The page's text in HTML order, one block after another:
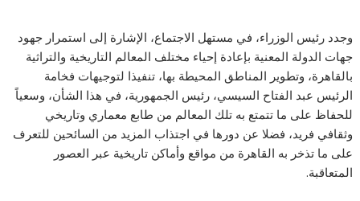
وجدد رئيس الوزراء، في مستهل الاجتماع، الإشارة إلى استمرار جهود
جهات الدولة المعنية بإعادة إحياء مختلف المعالم التاريخية والتراثية
بالقاهرة، وتطوير المناطق المحيطة بها، تنفيذا لتوجيهات فخامة
الرئيس عبد الفتاح السيسي، رئيس الجمهورية، في هذا الشأن، وسعياً
للحفاظ على ما تتمتع به تلك المعالم من طابع معماري وتاريخي
وثقافي فريد، فضلا عن دورها في اجتذاب المزيد من السائحين للتعرف
على ما تذخر به القاهرة من مواقع وأماكن تاريخية عبر العصور
المتعاقبة.